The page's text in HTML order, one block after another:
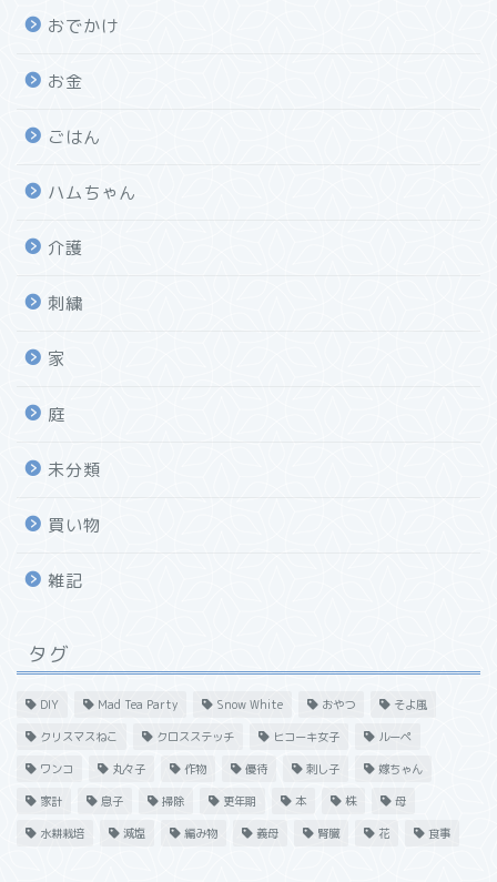
おでかけ
お金
ごはん
ハムちゃん
介護
刺繍
家
庭
未分類
買い物
雑記
タグ
DIY Mad Tea Party Snow White おやつ そよ風
クリスマスねこ クロスステッチ ヒコーキ女子 ルーペ
ワンコ 丸々子 作物 優待 刺し子 嫁ちゃん
家計 息子 掃除 更年期 本 株 母
水耕栽培 減塩 編み物 義母 腎臓 花 食事